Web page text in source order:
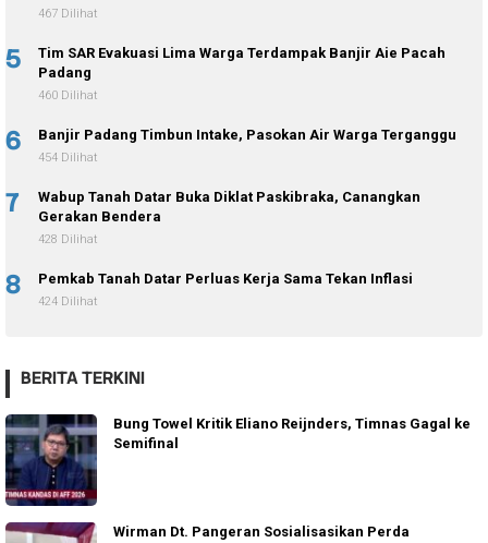
467 Dilihat
5
Tim SAR Evakuasi Lima Warga Terdampak Banjir Aie Pacah
Padang
460 Dilihat
6 Banjir Padang Timbun Intake, Pasokan Air Warga Terganggu
454 Dilihat
7
Wabup Tanah Datar Buka Diklat Paskibraka, Canangkan
Gerakan Bendera
428 Dilihat
8 Pemkab Tanah Datar Perluas Kerja Sama Tekan Inflasi
424 Dilihat
BERITA TERKINI
Bung Towel Kritik Eliano Reijnders, Timnas Gagal ke
Semifinal
Wirman Dt. Pangeran Sosialisasikan Perda